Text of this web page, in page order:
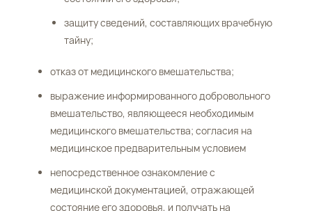
защиту сведений, составляющих врачебную
тайну;
отказ от медицинского вмешательства;
выражение информированного добровольного
вмешательство, являющееся необходимым
медицинского вмешательства; согласия на
медицинское предварительным условием
непосредственное ознакомление с
медицинской документацией, отражающей
состояние его здоровья, и получать на